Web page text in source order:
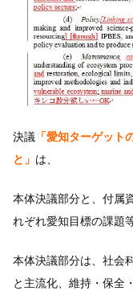
決議 「愛知ターゲット
と」 は、
本体決議部分と、付属
れぞれ愛知目標の課題
本体決議部分は、社会
と主流化、維持・保全